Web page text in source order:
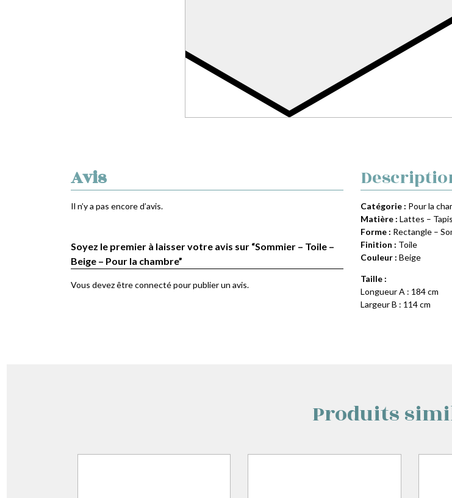
Avis
Il n’y a pas encore d’avis.
Soyez le premier à laisser votre avis sur “Sommier – Toile –
Beige – Pour la chambre”
Vous devez êtreconnectépour publier un avis.
Catégorie : Pour la
Matière : Lattes –
Forme : Rectangle –
Finition : Toile
Couleur : Beige
Taille :
Longueur A : 184 cm
Largeur B : 114 cm
Produits